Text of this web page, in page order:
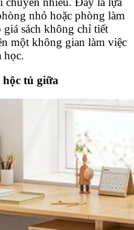
nhỏ hoặc phòng làm
sách không chỉ tiết
một không gian làm việc
học.
tủ giữa